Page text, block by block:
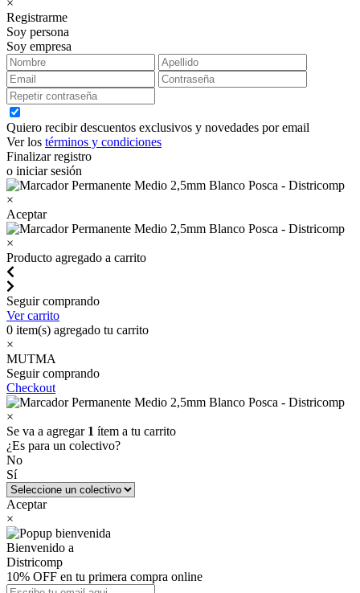
×
Registrarme
Soy persona
Soy empresa
Quiero recibir descuentos exclusivos y novedades por email
Ver los términos y condiciones
Finalizar registro
o iniciar sesión
×
Aceptar
×
Producto agregado a carrito
Seguir comprando
Ver carrito
0 item(s) agregado tu carrito
×
MUTMA
Seguir comprando
Checkout
×
Se va a agregar 1 ítem a tu carrito
¿Es para un colectivo?
No
Sí
Aceptar
×
Bienvenido a
Districomp
10% OFF en tu primera compra online